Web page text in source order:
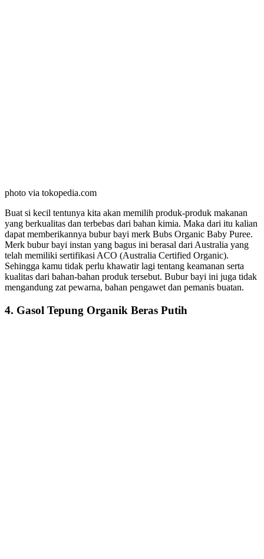
photo via tokopedia.com
Buat si kecil tentunya kita akan memilih produk-produk makanan
yang berkualitas dan terbebas dari bahan kimia. Maka dari itu kalian
dapat memberikannya bubur bayi merk Bubs Organic Baby Puree.
Merk bubur bayi instan yang bagus ini berasal dari Australia yang
telah memiliki sertifikasi ACO (Australia Certified Organic).
Sehingga kamu tidak perlu khawatir lagi tentang keamanan serta
kualitas dari bahan-bahan produk tersebut. Bubur bayi ini juga tidak
mengandung zat pewarna, bahan pengawet dan pemanis buatan.
4. Gasol Tepung Organik Beras Putih